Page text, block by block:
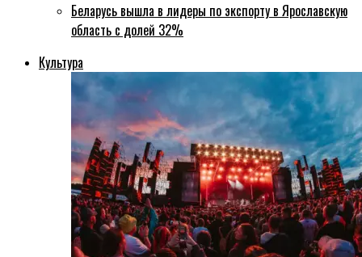
Беларусь вышла в лидеры по экспорту в Ярославскую
область с долей 32%
Культура